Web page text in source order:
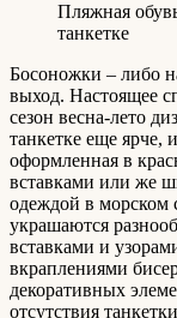
Пляжная
танкетке
Босоножки – либо
выход. Настоящее
сезон весна-лето
танкетке еще ярче,
оформленная в
вставками или же
одеждой в морском
украшаются
вставками и
вкраплениями
декоративных
отсутствия